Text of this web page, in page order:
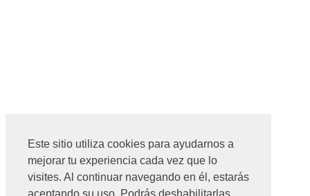
Este sitio utiliza cookies para ayudarnos a
mejorar tu experiencia cada vez que lo
visites. Al continuar navegando en él, estarás